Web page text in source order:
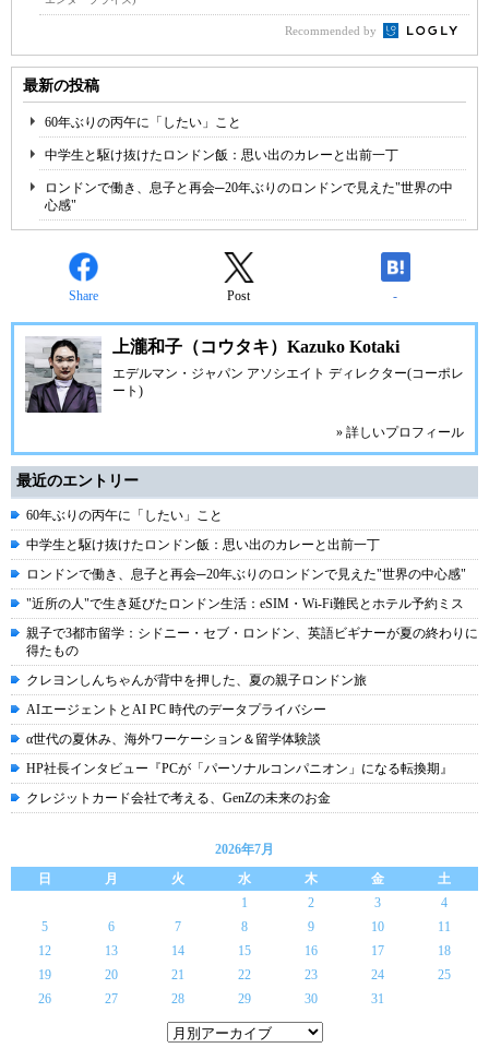
Recommended by
最新の投稿
60年ぶりの丙午に「したい」こと
中学生と駆け抜けたロンドン飯：思い出のカレーと出前一丁
ロンドンで働き、息子と再会─20年ぶりのロンドンで見えた"世界の中
心感"
Share Post -
上瀧和子（コウタキ）Kazuko Kotaki
エデルマン・ジャパン アソシエイト ディレクター(コーポレ
ート)
» 詳しいプロフィール
最近のエントリー
60年ぶりの丙午に「したい」こと
中学生と駆け抜けたロンドン飯：思い出のカレーと出前一丁
ロンドンで働き、息子と再会─20年ぶりのロンドンで見えた"世界の中心感"
"近所の人"で生き延びたロンドン生活：eSIM・Wi-Fi難民とホテル予約ミス
親子で3都市留学：シドニー・セブ・ロンドン、英語ビギナーが夏の終わりに
得たもの
クレヨンしんちゃんが背中を押した、夏の親子ロンドン旅
AIエージェントとAI PC 時代のデータプライバシー
α世代の夏休み、海外ワーケーション＆留学体験談
HP社長インタビュー『PCが「パーソナルコンパニオン」になる転換期』
クレジットカード会社で考える、GenZの未来のお金
2026年7月
日
月 火 水 木 金
土
1
2 3
4
5
6 7 8 9 10
11
12
13 14 15 16 17
18
19
20 21 22 23 24
25
26
27 28 29 30 31